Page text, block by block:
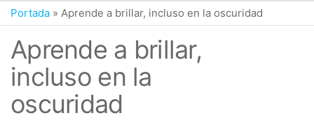
Portada » Aprende a brillar, incluso en la oscuridad
Aprende a brillar,
incluso en la
oscuridad